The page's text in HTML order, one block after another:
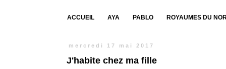
ACCUEIL AYA PABLO ROYAUMES DU
mercredi 17 mai 2017
J'habite chez ma fille